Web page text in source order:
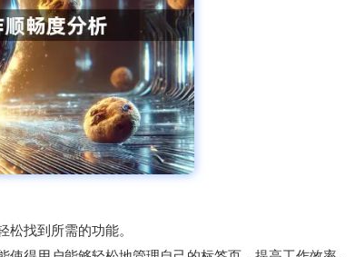
找到所需的功能。